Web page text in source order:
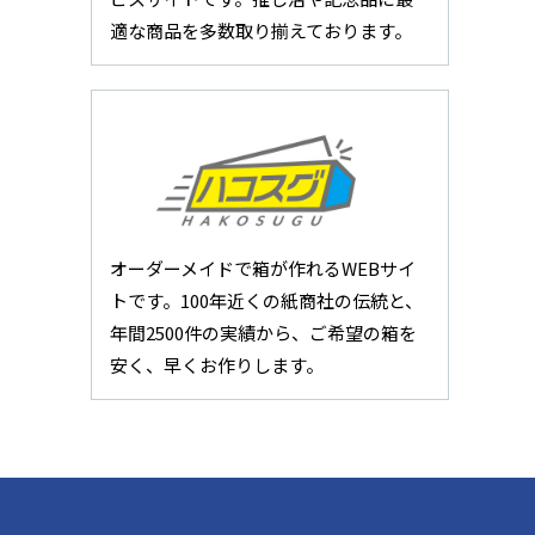
適な商品を多数取り揃えております。
オーダーメイドで箱が作れるWEBサイ
トです。100年近くの紙商社の伝統と、
年間2500件の実績から、ご希望の箱を
安く、早くお作りします。